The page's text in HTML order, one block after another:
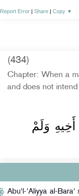
Report Error Share Copy ▼
(434)
Chapter: When a
and does not
وَلَمْ
Abu'l-'Aliyya al-Bara'